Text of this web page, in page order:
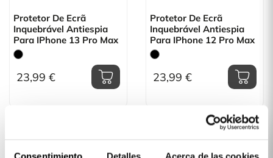
Consentimiento Detalles Acerca de las cookies
Protetor De Ecrã
Inquebrável Antiespia
Para IPhone 13 Pro Max
23,99 €
Protetor De Ecrã
Inquebrável Antiespia
Para IPhone 12 Pro Max
23,99 €